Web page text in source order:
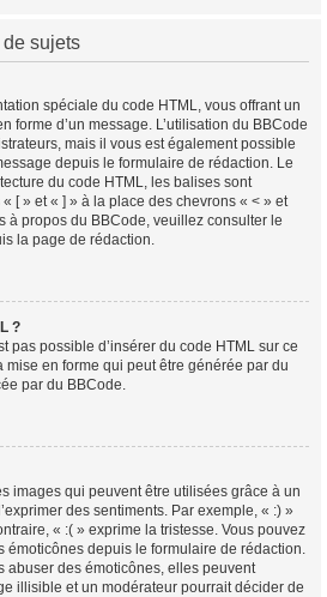
de sujets
spéciale du code HTML, vous offrant un
forme d’un message. L’utilisation du BBCode
mais il vous est également possible
depuis le formulaire de rédaction. Le
du code HTML, les balises sont
[ » et « ] » à la place des chevrons « < » et
à propos du BBCode, veuillez consulter le
la page de rédaction.
?
pas possible d’insérer du code HTML sur ce
en forme qui peut être générée par du
par du BBCode.
images qui peuvent être utilisées grâce à un
des sentiments. Par exemple, « :) »
« :( » exprime la tristesse. Vous pouvez
émoticônes depuis le formulaire de rédaction.
abuser des émoticônes, elles peuvent
illisible et un modérateur pourrait décider de